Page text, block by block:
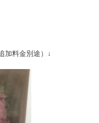
加料金別途）↓